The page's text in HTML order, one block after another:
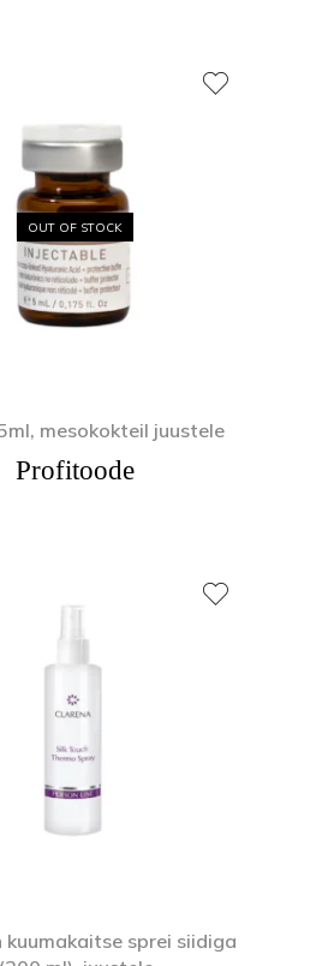
Puuriotsikud
Vasakukäelistele
Viilid ja poleerid
OUT OF STOCK
mesokokteil juustele
Profitoode
kuumakaitse sprei siidiga